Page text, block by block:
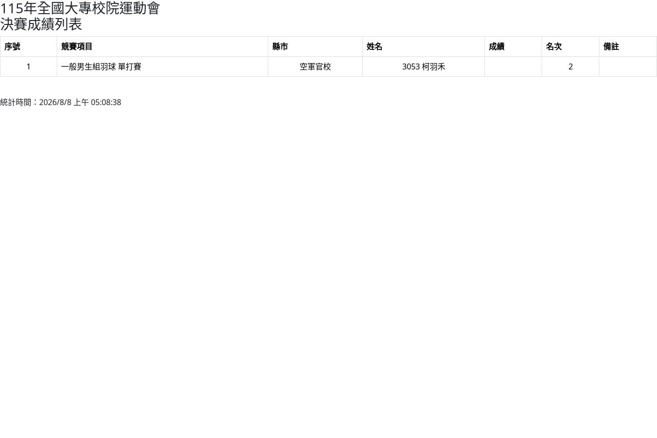
115年全國大專校院運動會
決賽成績列表
序號 競賽項目 縣市 姓名 成績 名次
備註
1
一般男生組羽球 單打賽 空軍官校 3053 柯羽禾 2
統計時間：2026/8/8 上午 05:08:38